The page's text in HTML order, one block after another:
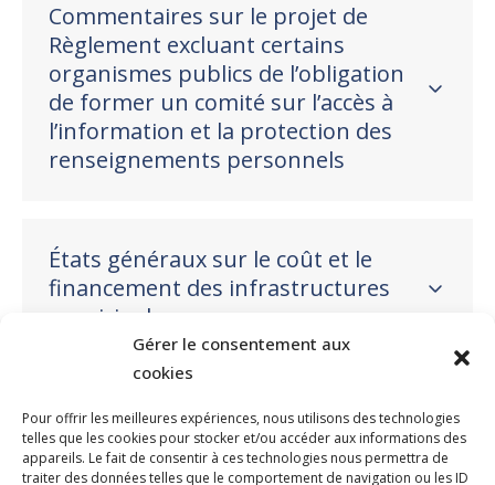
Gérer le consentement aux
cookies
Pour offrir les meilleures expériences, nous utilisons des technologies
telles que les cookies pour stocker et/ou accéder aux informations des
appareils. Le fait de consentir à ces technologies nous permettra de
traiter des données telles que le comportement de navigation ou les ID
Commentaires sur le projet de
Règlement excluant certains
organismes publics de l’obligation
de former un comité sur l’accès à
l’information et la protection des
renseignements personnels
États généraux sur le coût et le
financement des infrastructures
municipales
NOUS JOINDRE